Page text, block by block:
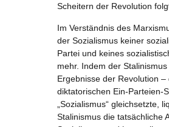
Scheitern der Revolution
Im Verständnis des
der Sozialismus keiner
Partei und keines
mehr. Indem der Stalinismus
Ergebnisse der Revolution –
diktatorischen Ein-Parteien-
„Sozialismus“ gleichsetzte,
Stalinismus die tatsächliche